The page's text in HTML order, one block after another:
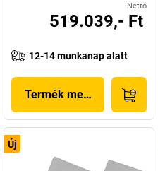
Nettó
519.039,- Ft
12-14 munkanap alatt
Termék megjelenítése
Új